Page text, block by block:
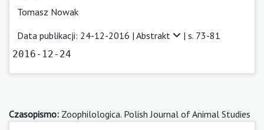
Tomasz Nowak
Data publikacji: 24-12-2016 | Abstrakt | s. 73-81
2016-12-24
Czasopismo: Zoophilologica. Polish Journal of Animal Studies